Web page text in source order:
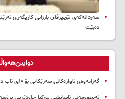
سه‌ردانه‌کەی نێچیرڤان بارزانی كاریگه‌ری
ده‌بێت
گەڕانەوەی ئاوارەکانی سەرێکانی بۆ ۱۰ی ئاب دواخراوە